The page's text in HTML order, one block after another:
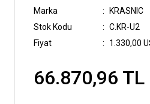
Marka
KRASNIC
Stok Kodu
C.KR-U2
Fiyat
1.330,00
66.870,96 TL